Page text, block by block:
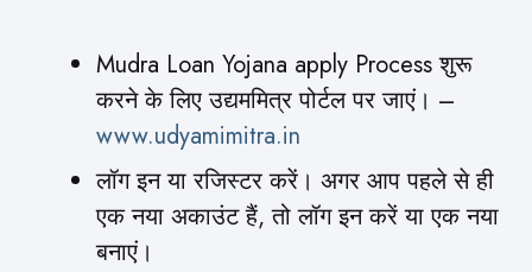
Mudra Loan Yojana apply Process शुरू
करने के लिए उद्यममित्र पोर्टल पर जाएं। –
www.udyamimitra.in
लॉग इन या रजिस्टर करें। अगर आप पहले से ही
एक नया अकाउंट हैं, तो लॉग इन करें या एक नया
बनाएं।